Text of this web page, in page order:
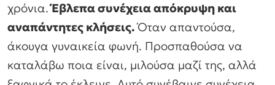
χρόνια.Έβλεπα συνέχεια απόκρυψη και
αναπάντητες κλήσεις.Όταν απαντούσα,
άκουγα γυναικεία φωνή. Προσπαθούσα να
καταλάβω ποια είναι, μιλούσα μαζί της, αλλά